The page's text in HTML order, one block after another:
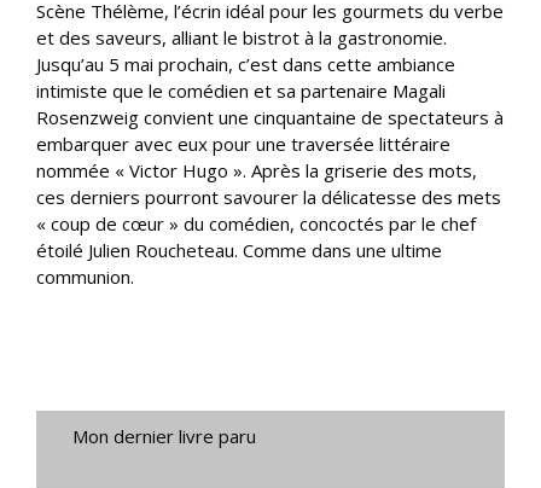
Scène Thélème, l’écrin idéal pour les gourmets du verbe
et des saveurs, alliant le bistrot à la gastronomie.
Jusqu’au 5 mai prochain, c’est dans cette ambiance
intimiste que le comédien et sa partenaire Magali
Rosenzweig convient une cinquantaine de spectateurs à
embarquer avec eux pour une traversée littéraire
nommée « Victor Hugo ». Après la griserie des mots,
ces derniers pourront savourer la délicatesse des mets
« coup de cœur » du comédien, concoctés par le chef
étoilé Julien Roucheteau. Comme dans une ultime
communion.
Mon dernier livre paru